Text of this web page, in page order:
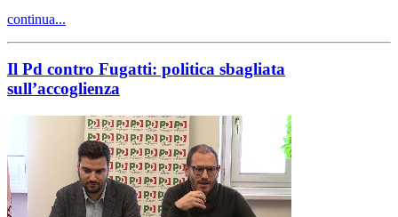
continua...
Il Pd contro Fugatti: politica sbagliata
sull’accoglienza